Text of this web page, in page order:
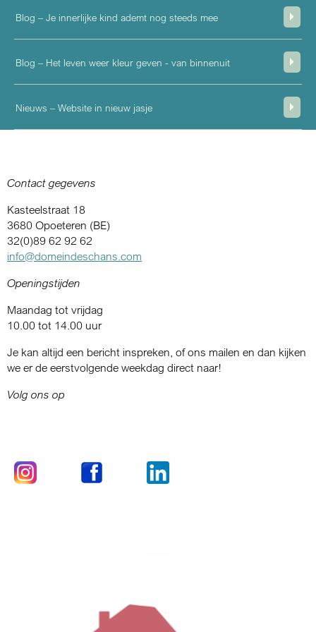
Blog – Je innerlijke kind ademt nog steeds mee
Blog – Het leven weer kleur geven - van binnenuit
Nieuws – Website in nieuw jasje
Contact gegevens
Kasteelstraat 18
3680 Opoeteren (BE)
32(0)89 62 92 62
info@domeindeschans.com
Openingstijden
Maandag tot vrijdag
10.00 tot 14.00 uur
Je kan altijd een bericht inspreken, of ons mailen en dan kijken
we er de eerstvolgende weekdag direct naar!
Volg ons op